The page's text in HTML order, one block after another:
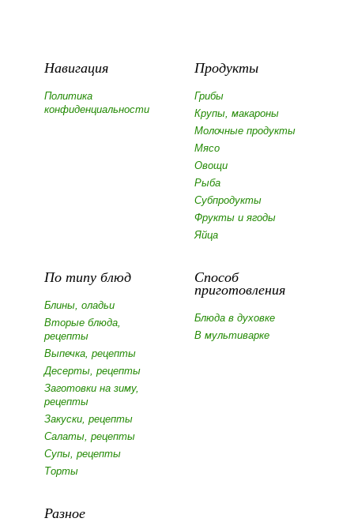
Навигация
Политика
конфиденциальности
Продукты
Грибы
Крупы, макароны
Молочные продукты
Мясо
Овощи
Рыба
Субпродукты
Фрукты и ягоды
Яйца
По типу блюд
Блины, оладьи
Вторые блюда,
рецепты
Выпечка, рецепты
Десерты, рецепты
Заготовки на зиму,
рецепты
Закуски, рецепты
Салаты, рецепты
Супы, рецепты
Торты
Способ
приготовления
Блюда в духовке
В мультиварке
Разное